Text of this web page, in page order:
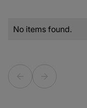
No items found.